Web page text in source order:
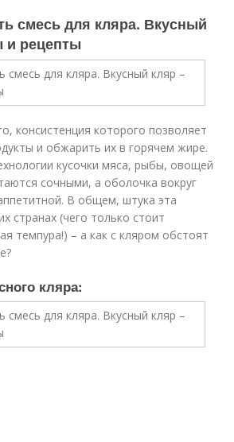
смесь для кляра. Вкусный
и рецепты
консистенция которого позволяет
и обжарить их в горячем жире.
кусочки мяса, рыбы, овощей
сочными, а оболочка вокруг
В общем, штука эта
странах (чего только стоит
темпура!) – а как с кляром обстоят
кляра: